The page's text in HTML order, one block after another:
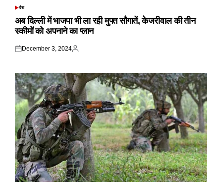
POSTED
देश
अब दिल्ली में भाजपा भी ला रही मुफ्त सौगातें, केजरीवाल की तीन
स्कीमों को अपनाने का प्लान
Posted
December 3, 2024
Posted